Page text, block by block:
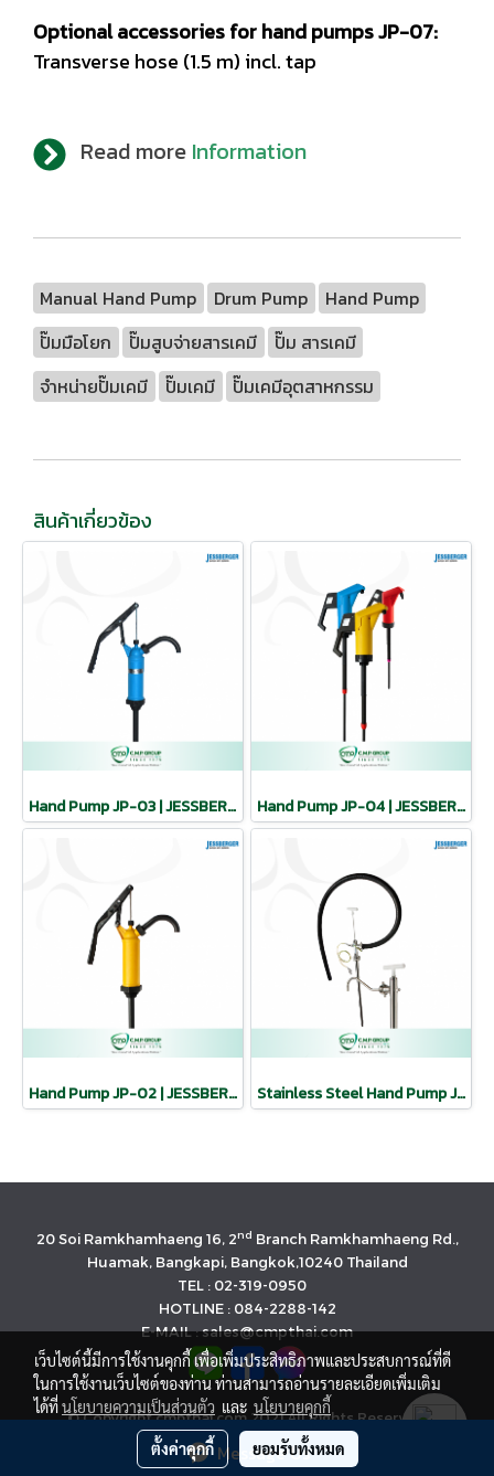
Message Us
Optional accessories for hand pumps JP-07:
Transverse hose (1.5 m) incl. tap
Read more Information
Manual Hand Pump Drum Pump
Hand Pump
ปั๊มมือโยก
ปั๊มสูบจ่ายสารเคมี
ปั๊ม สารเคมี
จำหน่ายปั๊มเคมี
ปั๊มเคมี ปั๊มเคมีอุตสาหกรรม
สินค้าเกี่ยวข้อง
Hand Pump JP-03 | JESSBERGER Hand Pump JP-04 | JESSBERGER
Hand Pump JP-02 | JESSBERGER Stainless Steel Hand Pump JP-05 | JESSBERGER
20 Soi Ramkhamhaeng 16, 2nd Branch Ramkhamhaeng Rd.,
Huamak, Bangkapi, Bangkok,10240 Thailand
TEL : 02-319-0950
HOTLINE : 084-2288-142
E-MAIL : sales@cmpthai.com
© Copyright cmpthai.com 2021 All Rights Reserved.
นโยบายคุ้มครองข้อมูลส่วนบุคคล(Privacy Policy)
เว็บไซต์นี้มีการใช้งานคุกกี้ เพื่อเพิ่มประสิทธิภาพและประสบการณ์ที่ดี
ในการใช้งานเว็บไซต์ของท่าน ท่านสามารถอ่านรายละเอียดเพิ่มเติม
ได้ที่นโยบายความเป็นส่วนตัว และ นโยบายคุกกี้
ตั้งค่าคุกกี้ ยอมรับทั้งหมด